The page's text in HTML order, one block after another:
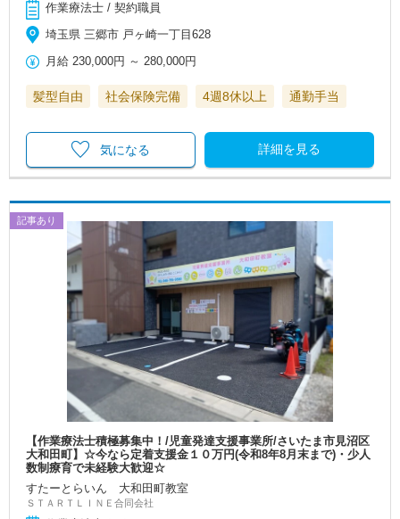
作業療法士 / 契約職員
埼玉県 三郷市 戸ヶ崎一丁目628
月給 230,000円 ～280,000円
髪型自由 社会保険完備 4週8休以上 通勤手当
詳細を見る
気になる
記事あり
【作業療法士積極募集中！/児童発達支援事業所/さいたま市見沼区
大和田町】☆今なら定着支援金１０万円(令和8年8月末まで)・少人
数制療育で未経験大歓迎☆
すたーとらいん 大和田町教室
ＳＴＡＲＴＬＩＮＥ合同会社